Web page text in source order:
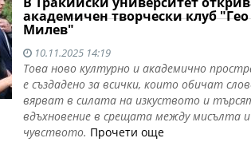
академичен творчески клуб "Гео
Милев"
10.11.2025 14:19
Това ново културно и академично
е създадено за всички, които обичат
вярват в силата на изкуството и
вдъхновение в срещата между мисълта и
чувството. Прочети още